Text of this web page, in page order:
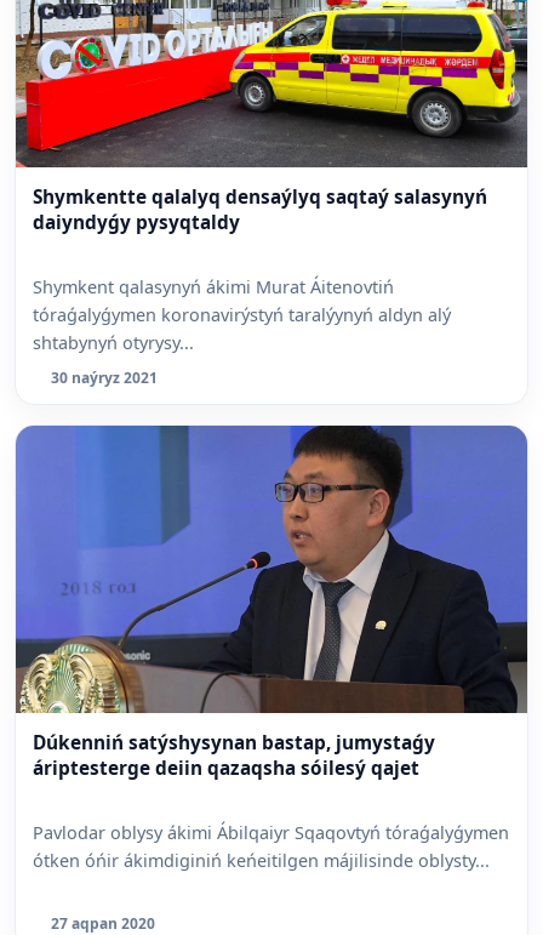
Shymkentte qalalyq densaýlyq saqtaý salasynyń
daiyndyǵy pysyqtaldy
Shymkent qalasynyń ákimi Murat Áitenovtiń
tóraǵalyǵymen koronavirýstyń taralýynyń aldyn alý
shtabynyń otyrysy...
30 naýryz 2021
Dúkenniń satýshysynan bastap, jumystaǵy
áriptesterge deiin qazaqsha sóilesý qajet
Pavlodar oblysy ákimi Ábilqaiyr Sqaqovtyń tóraǵalyǵymen
ótken óńir ákimdiginiń keńeitilgen májilisinde oblysty...
27 aqpan 2020